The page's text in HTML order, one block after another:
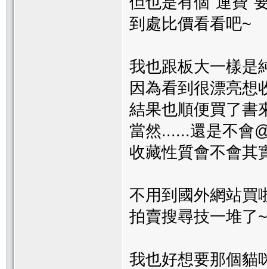
到處比價看看吧~
我也跟板大一樣是
因為看到很漂亮想
結果也順便買了書
當然......還是不會
收藏性質會不會其
不用到國外網站買
拍賣搜尋技一堆了~
我也好想要那個貓